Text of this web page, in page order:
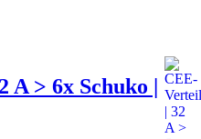
A > 6x Schuko |